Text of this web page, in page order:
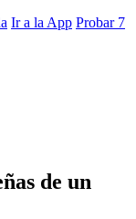
Ir a la App Probar 7
de un